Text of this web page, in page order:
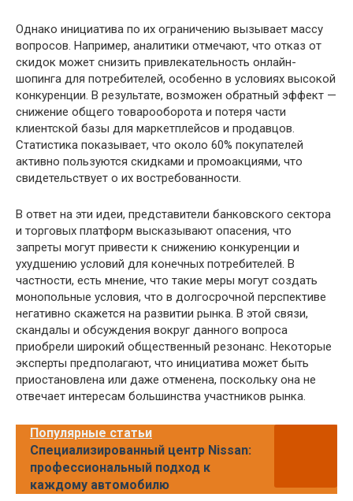
Однако инициатива по их ограничению вызывает массу
вопросов. Например, аналитики отмечают, что отказ от
скидок может снизить привлекательность онлайн-
шопинга для потребителей, особенно в условиях высокой
конкуренции. В результате, возможен обратный эффект —
снижение общего товарооборота и потеря части
клиентской базы для маркетплейсов и продавцов.
Статистика показывает, что около 60% покупателей
активно пользуются скидками и промоакциями, что
свидетельствует о их востребованности.
В ответ на эти идеи, представители банковского сектора
и торговых платформ высказывают опасения, что
запреты могут привести к снижению конкуренции и
ухудшению условий для конечных потребителей. В
частности, есть мнение, что такие меры могут создать
монопольные условия, что в долгосрочной перспективе
негативно скажется на развитии рынка. В этой связи,
скандалы и обсуждения вокруг данного вопроса
приобрели широкий общественный резонанс. Некоторые
эксперты предполагают, что инициатива может быть
приостановлена или даже отменена, поскольку она не
отвечает интересам большинства участников рынка.
Популярные статьи
Специализированный центр Nissan:
профессиональный подход к
каждому автомобилю